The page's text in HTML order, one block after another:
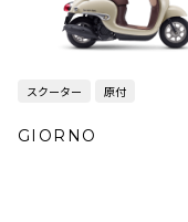
スクーター 原付
GIORNO